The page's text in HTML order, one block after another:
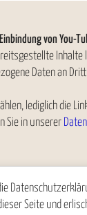
von You-
Inhalte
Daten an
lediglich die
Sie in unserer
Seite und